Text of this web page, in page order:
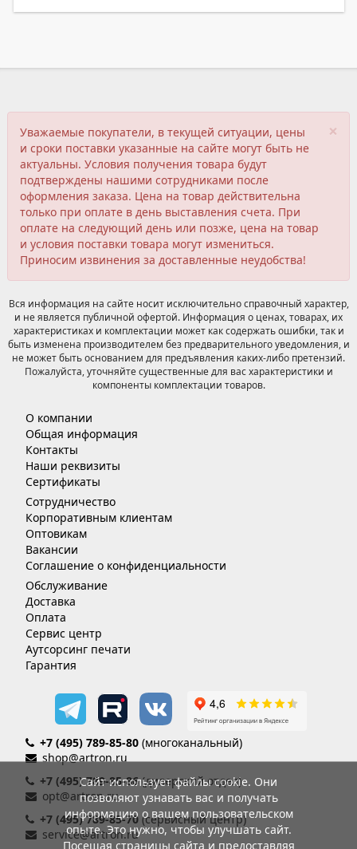
×
Уважаемые покупатели, в текущей ситуации, цены
и сроки поставки указанные на сайте могут быть не
актуальны. Условия получения товара будут
подтверждены нашими сотрудниками после
оформления заказа. Цена на товар действительна
только при оплате в день выставления счета. При
оплате на следующий день или позже, цена на товар
и условия поставки товара могут измениться.
Приносим извинения за доставленные неудобства!
Вся информация на сайте носит исключительно справочный характер,
и не является публичной офертой. Информация о ценах, товарах, их
характеристиках и комплектации может как содержать ошибки, так и
быть изменена производителем без предварительного уведомления, и
не может быть основанием для предъявления каких-либо претензий.
Пожалуйста, уточняйте существенные для вас характеристики и
компоненты комплектации товаров.
О компании
Общая информация
Контакты
Наши реквизиты
Сертификаты
Сотрудничество
Корпоративным клиентам
Оптовикам
Вакансии
Соглашение о конфиденциальности
Обслуживание
Доставка
Оплата
Сервис центр
Аутсорсинг печати
Гарантия
+7 (495) 789-85-80 (многоканальный)
shop@artron.ru
+7 (495) 789-85-86(дилерский отдел)
opt@artron.ru
+7 (495) 789-85-70 (сервисный центр)
service@artron.ru
Сайт использует файлы cookie. Они
позволяют узнавать вас и получать
информацию о вашем пользовательском
опыте. Это нужно, чтобы улучшать сайт.
Посещая страницы сайта и предоставляя